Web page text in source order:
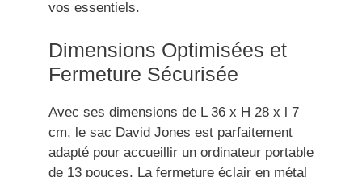
vos essentiels.
Dimensions Optimisées et
Fermeture Sécurisée
Avec ses dimensions de L 36 x H 28 x l 7
cm, le sac David Jones est parfaitement
adapté pour accueillir un ordinateur portable
de 13 pouces. La fermeture éclair en métal